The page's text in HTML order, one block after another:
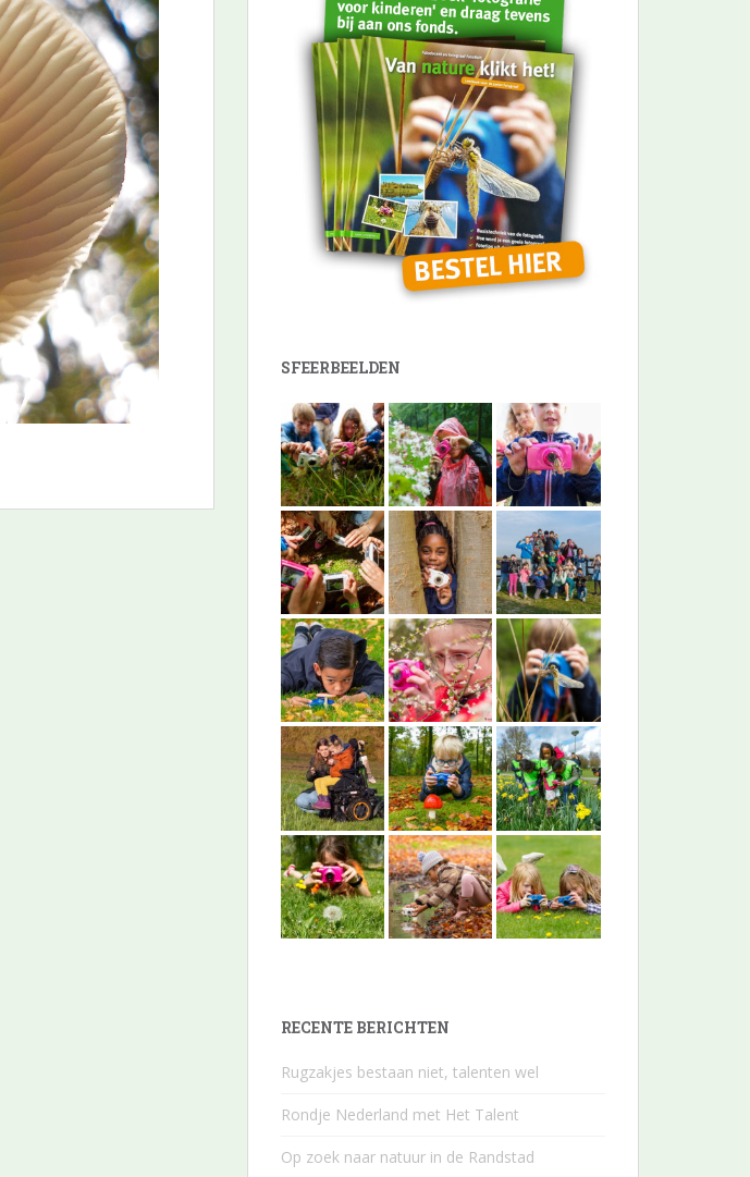
SFEERBEELDEN
RECENTE BERICHTEN
Rugzakjes bestaan niet, talenten wel
Rondje Nederland met Het Talent
Op zoek naar natuur in de Randstad